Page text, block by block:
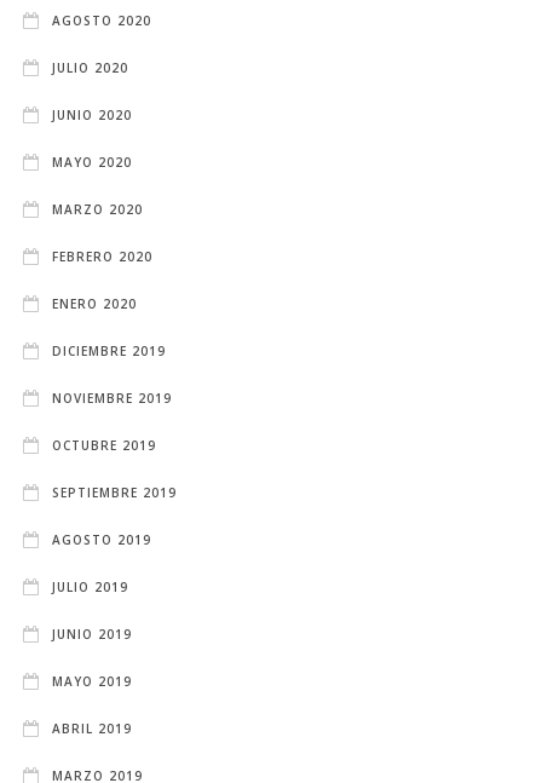
AGOSTO 2020
JULIO 2020
JUNIO 2020
MAYO 2020
MARZO 2020
FEBRERO 2020
ENERO 2020
DICIEMBRE 2019
NOVIEMBRE 2019
OCTUBRE 2019
SEPTIEMBRE 2019
AGOSTO 2019
JULIO 2019
JUNIO 2019
MAYO 2019
ABRIL 2019
MARZO 2019